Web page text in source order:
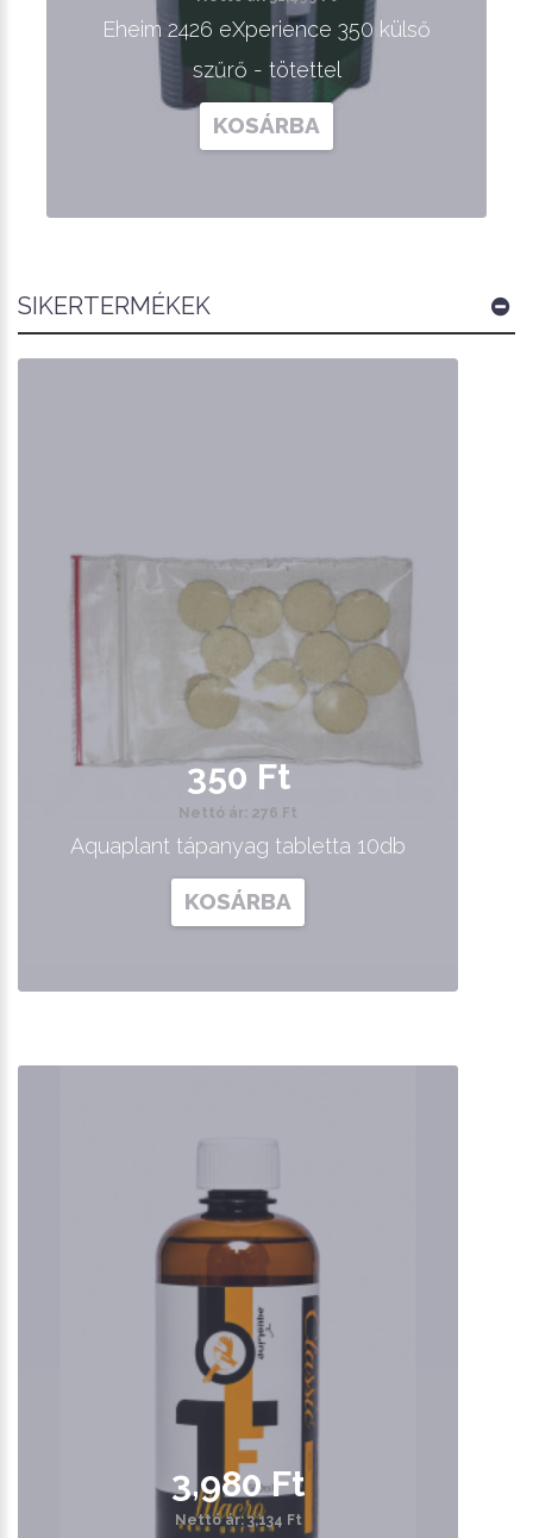
Eheim 2426 eXperience 350 külső
szűrő - tötettel
KOSÁRBA
SIKERTERMÉKEK
350 Ft
Nettó ár: 276 Ft
Aquaplant tápanyag tabletta 10db
KOSÁRBA
3,980 Ft
Nettó ár: 3,134 Ft